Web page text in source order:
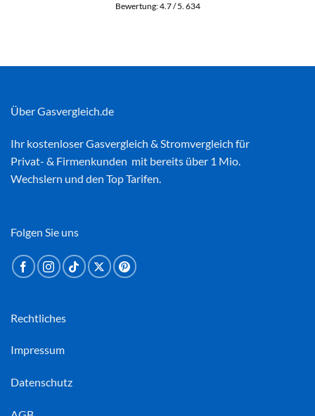
Bewertung:4.7/ 5. 634
Über Gasvergleich.de
Ihr kostenloserGasvergleich & Stromvergleich für
Privat- & Firmenkunden mit bereits über 1 Mio.
Wechslern und den Top Tarifen.
Rechtliches
Impressum
Datenschutz
Folgen Sie uns